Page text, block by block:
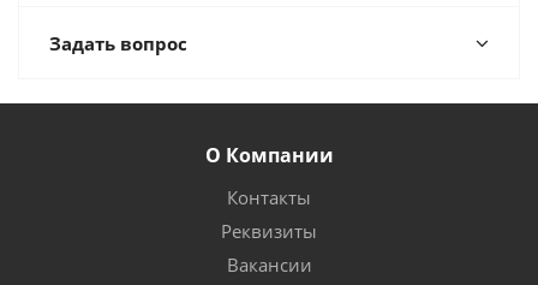
Задать вопрос
О Компании
Контакты
Реквизиты
Вакансии